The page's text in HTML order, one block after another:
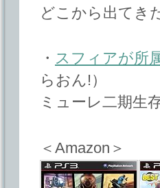
どこから出てき
・ スフィアが所
らおん!）
ミューレ二期生
＜Amazon＞